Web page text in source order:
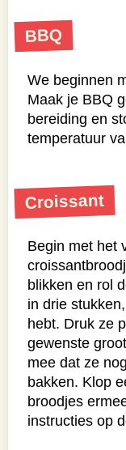
BBQ
We beginnen
Maak je BBQ
bereiding en
temperatuur
Croissant
Begin met het
blikken en rol
in drie
hebt. Druk ze
gewenste
mee dat ze
bakken. Klop
broodjes
instructies op